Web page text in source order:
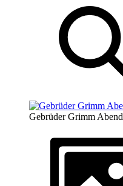
Gebrüder Grimm Abend